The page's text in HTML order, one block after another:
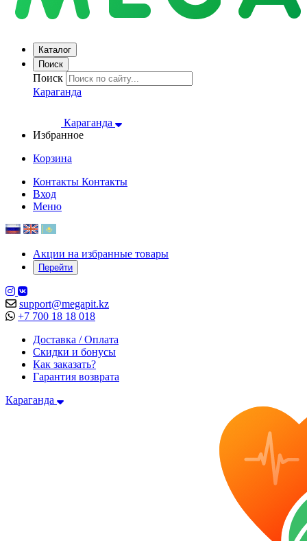
Каталог
Поиск
Поиск
Караганда
Караганда
Избранное
Корзина
Контакты Контакты
Вход
Меню
Акции на избранные товары
Перейти
support@megapit.kz
+7 700 18 18 018
Доставка / Оплата
Скидки и бонусы
Как заказать?
Гарантия возврата
Караганда